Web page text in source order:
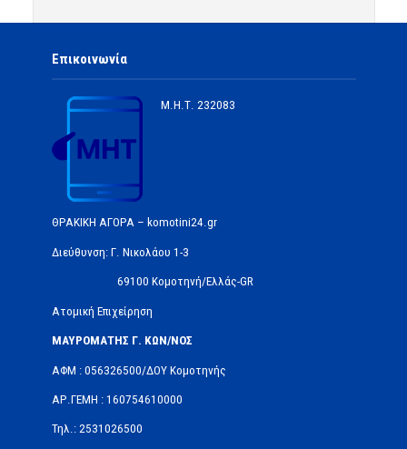
Επικοινωνία
Μ.Η.Τ. 232083
ΘΡΑΚΙΚΗ ΑΓΟΡΑ – komotini24.gr
Διεύθυνση: Γ. Νικολάου 1-3
69100 Κομοτηνή/Ελλάς-GR
Ατομική Επιχείρηση
ΜΑΥΡΟΜΑΤΗΣ Γ. ΚΩΝ/ΝΟΣ
ΑΦΜ : 056326500/ΔOΥ Κομοτηνής
ΑΡ.ΓΕΜΗ : 160754610000
Τηλ.: 2531026500